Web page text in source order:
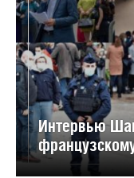
Интервью